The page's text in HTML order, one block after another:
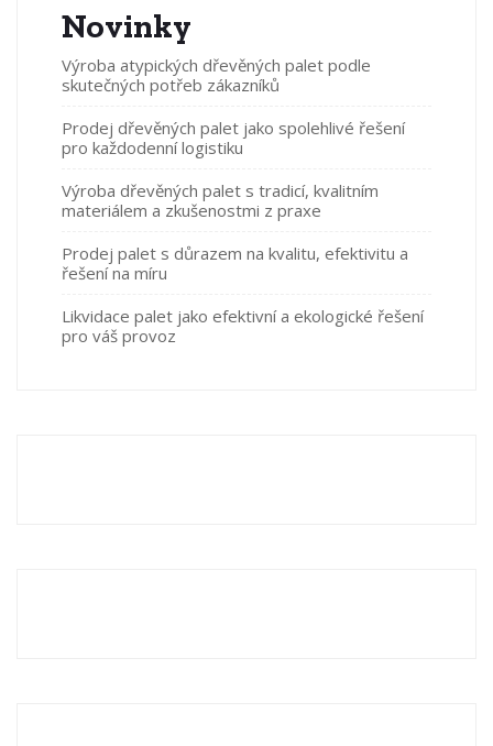
Novinky
Výroba atypických dřevěných palet podle
skutečných potřeb zákazníků
Prodej dřevěných palet jako spolehlivé řešení
pro každodenní logistiku
Výroba dřevěných palet s tradicí, kvalitním
materiálem a zkušenostmi z praxe
Prodej palet s důrazem na kvalitu, efektivitu a
řešení na míru
Likvidace palet jako efektivní a ekologické řešení
pro váš provoz